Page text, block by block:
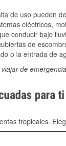
de uso pueden
eléctricos,
conducir bajo
de
o la entrada de
de
para
tropicales.